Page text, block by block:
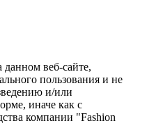
веб-сайте,
пользования и не
и/или
иначе как с
компании "Fashion